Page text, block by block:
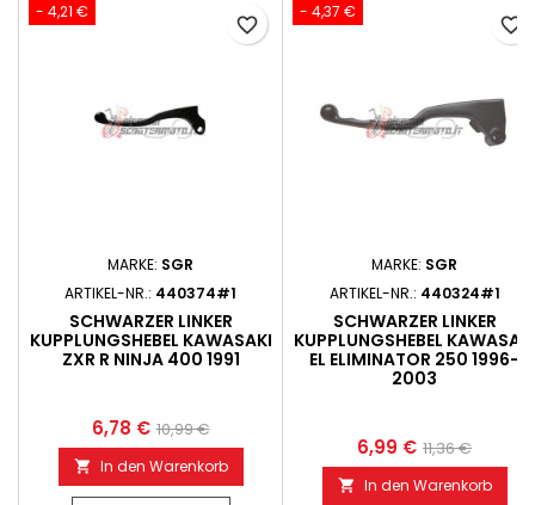
- 4,21 €
MARKE: SGR
ARTIKEL-NR.: 440374#1
SCHWARZER LINKER
KUPPLUNGSHEBEL KAWASAKI
ZXR R NINJA 400 1991
6,78 € 10,99 €
 In den Warenkorb
favorite_border
- 4,37 €
MARKE: SGR
ARTIKEL-NR.: 440324#1
SCHWARZER LINKER
KUPPLUNGSHEBEL KAWASAKI
EL ELIMINATOR 250 1996-
2003
6,99 € 11,36 €
 In den Warenkorb
favorite_border